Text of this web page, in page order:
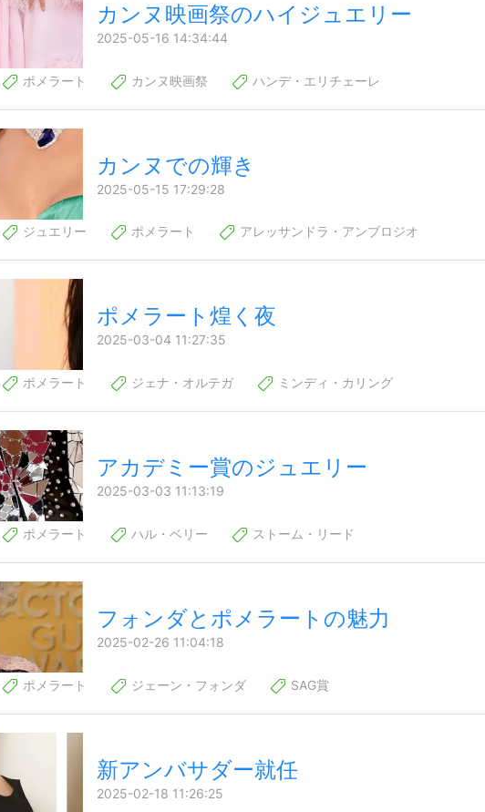
カンヌ映画祭のハイジュエリー
2025-05-16 14:34:44
ポメラート カンヌ映画祭 ハンデ・エリチェーレ
カンヌでの輝き
2025-05-15 17:29:28
ジュエリー ポメラート アレッサンドラ・アンブロジオ
ポメラート煌く夜
2025-03-04 11:27:35
ポメラート ジェナ・オルテガ ミンディ・カリング
アカデミー賞のジュエリー
2025-03-03 11:13:19
ポメラート ハル・ベリー ストーム・リード
フォンダとポメラートの魅力
2025-02-26 11:04:18
ポメラート ジェーン・フォンダ SAG賞
新アンバサダー就任
2025-02-18 11:26:25